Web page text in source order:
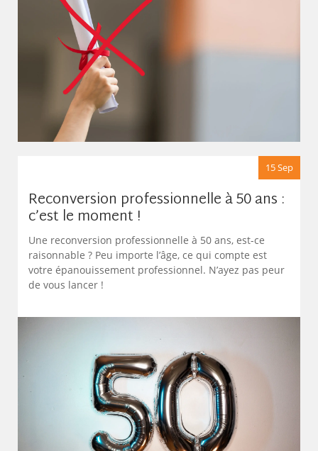
15 Sep
Reconversion professionnelle à 50 ans :
c’est le moment !
Une reconversion professionnelle à 50 ans, est-ce
raisonnable ? Peu importe l’âge, ce qui compte est
votre épanouissement professionnel. N’ayez pas peur
de vous lancer !